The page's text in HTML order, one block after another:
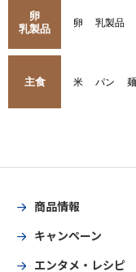
卵
乳製品
卵 乳製品
主食 米 パン 麺
商品情報
キャンペーン
エンタメ・レシピ